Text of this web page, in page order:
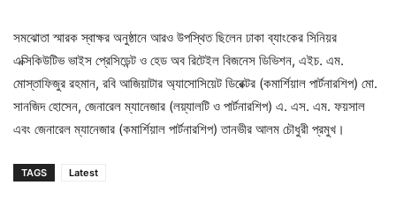
সমঝোতা স্মারক স্বাক্ষর অনুষ্ঠানে আরও উপস্থিত ছিলেন ঢাকা ব্যাংকের সিনিয়র
এক্সিকিউটিভ ভাইস প্রেসিডেন্ট ও হেড অব রিটেইল বিজনেস ডিভিশন, এইচ. এম.
মোস্তাফিজুর রহমান, রবি আজিয়াটার অ্যাসোসিয়েট ডিরেক্টর (কমার্শিয়াল পার্টনারশিপ) মো.
সানজিদ হোসেন, জেনারেল ম্যানেজার (লয়্যালটি ও পার্টনারশিপ) এ. এস. এম. ফয়সাল
এবং জেনারেল ম্যানেজার (কমার্শিয়াল পার্টনারশিপ) তানভীর আলম চৌধুরী প্রমুখ।
TAGS Latest